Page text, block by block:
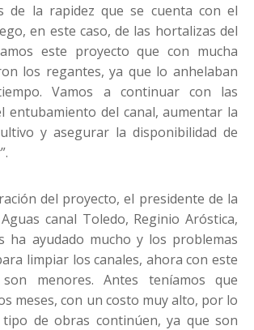
de la rapidez que se cuenta con el
en este caso, de las hortalizas del
este proyecto que con mucha
los regantes, ya que lo anhelaban
Vamos a continuar con las
entubamiento del canal, aumentar la
y asegurar la disponibilidad de
del proyecto, el presidente de la
canal Toledo, Reginio Aróstica,
ha ayudado mucho y los problemas
limpiar los canales, ahora con este
menores. Antes teníamos que
meses, con un costo muy alto, por lo
de obras continúen, ya que son